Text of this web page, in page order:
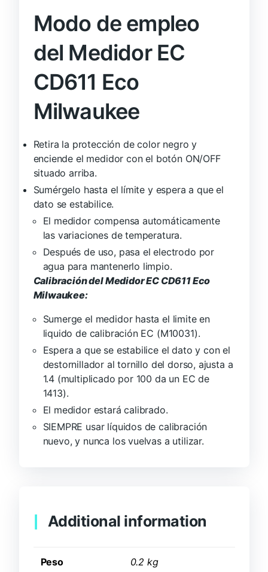
Modo de empleo
del Medidor EC
CD611 Eco
Milwaukee
Retira la protección de color negro y
enciende el medidor con el botón ON/OFF
situado arriba.
Sumérgelo hasta el límite y espera a que el
dato se estabilice.
El medidor compensa automáticamente
las variaciones de temperatura.
Después de uso, pasa el electrodo por
agua para mantenerlo limpio.
Calibración delMedidor EC CD611 Eco
Milwaukee:
Sumerge el medidor hasta el limite en
liquido de calibración EC (M10031).
Espera a que se estabilice el dato y con el
destornillador al tornillo del dorso, ajusta a
1.4 (multiplicado por 100 da un EC de
1413).
El medidor estará calibrado.
SIEMPRE usar líquidos de calibración
nuevo, y nunca los vuelvas a utilizar.
Additional information
Peso 0.2 kg